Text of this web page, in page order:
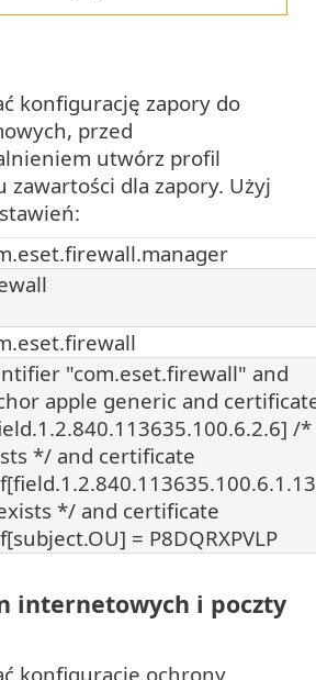
konfigurację zapory do
przed
utwórz profil
dla zapory. Użyj
"com.eset.firewall" and
apple generic and
/*
*/ and certificate
*/ and certificate
= P8DQRXPVLP
internetowych i poczty
konfigurację ochrony